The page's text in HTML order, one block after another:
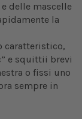
delle mascelle
la
caratteristico,
e squittii brevi
o fissi uno
sempre in